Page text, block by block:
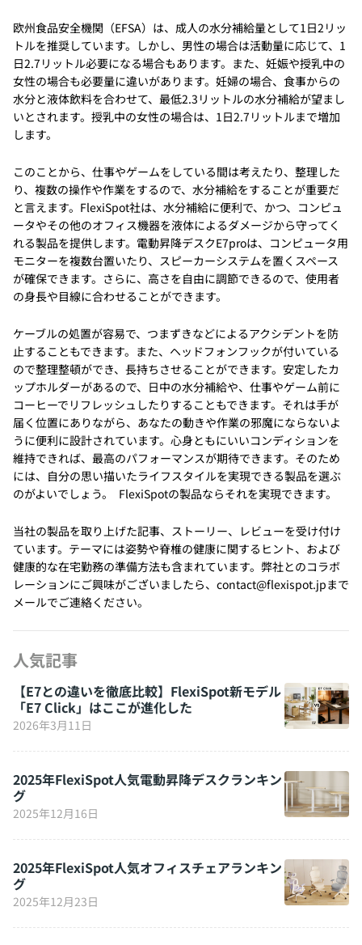
欧州食品安全機関（EFSA）は、成人の水分補給量として1日2リッ
トルを推奨しています。しかし、男性の場合は活動量に応じて、1
日2.7リットル必要になる場合もあります。また、妊娠や授乳中の
女性の場合も必要量に違いがあります。妊婦の場合、食事からの
水分と液体飲料を合わせて、最低2.3リットルの水分補給が望まし
いとされます。授乳中の女性の場合は、1日2.7リットルまで増加
します。
このことから、仕事やゲームをしている間は考えたり、整理した
り、複数の操作や作業をするので、水分補給をすることが重要だ
と言えます。FlexiSpot社は、水分補給に便利で、かつ、コンピュ
ータやその他のオフィス機器を液体によるダメージから守ってく
れる製品を提供します。電動昇降デスクE7proは、コンピュータ用
モニターを複数台置いたり、スピーカーシステムを置くスペース
が確保できます。さらに、高さを自由に調節できるので、使用者
の身長や目線に合わせることができます。
ケーブルの処置が容易で、つまずきなどによるアクシデントを防
止することもできます。また、ヘッドフォンフックが付いている
ので整理整頓ができ、長持ちさせることができます。安定したカ
ップホルダーがあるので、日中の水分補給や、仕事やゲーム前に
コーヒーでリフレッシュしたりすることもできます。それは手が
届く位置にありながら、あなたの動きや作業の邪魔にならないよ
うに便利に設計されています。心身ともにいいコンディションを
維持できれば、最高のパフォーマンスが期待できます。そのため
には、自分の思い描いたライフスタイルを実現できる製品を選ぶ
のがよいでしょう。 FlexiSpotの製品ならそれを実現できます。
当社の製品を取り上げた記事、ストーリー、レビューを受け付け
ています。テーマには姿勢や脊椎の健康に関するヒント、および
健康的な在宅勤務の準備方法も含まれています。弊社とのコラボ
レーションにご興味がございましたら、contact@flexispot.jpまで
メールでご連絡ください。
人気記事
【E7との違いを徹底比較】FlexiSpot新モデル
「E7 Click」はここが進化した
2026年3月11日
2025年FlexiSpot人気電動昇降デスクランキン
グ
2025年12月16日
2025年FlexiSpot人気オフィスチェアランキン
グ
2025年12月23日